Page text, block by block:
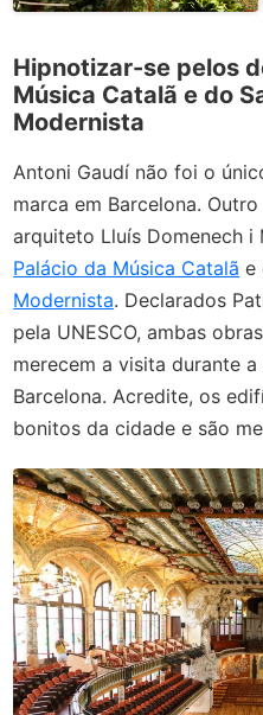
Hipnotizar-se pelos
Música Catalã e do
Modernista
Antoni Gaudí não foi o
marca em Barcelona.
arquiteto Lluís Domenech i
Palácio da Música Catalã e
Modernista. Declarados
pela UNESCO, ambas
merecem a visita durante a
Barcelona. Acredite, os
bonitos da cidade e são